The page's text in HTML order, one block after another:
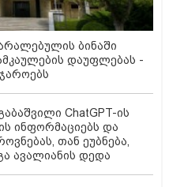
ბინაში
დაუფლებას -
ChatGPT-ის
ინფორმაციებს და
თან ეუბნება,
ავალიანის დედა